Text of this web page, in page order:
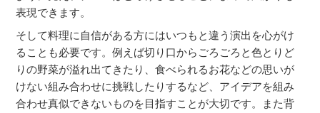
表現できます。
そして料理に自信がある方にはいつもと違う演出を心がけ
ることも必要です。例えば切り口からごろごろと色とりど
りの野菜が溢れ出てきたり、食べられるお花などの思いが
けない組み合わせに挑戦したりするなど、アイデアを組み
合わせ真似できないものを目指すことが大切です。また背